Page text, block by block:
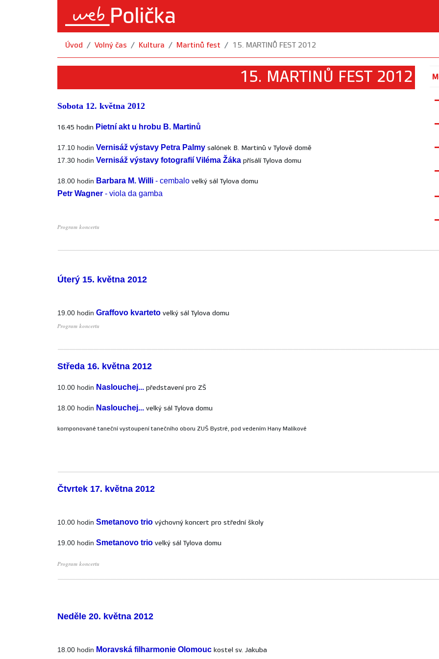
Úvod Volný čas Kultura Martinů fest 15. MARTINŮ FEST 2012
15. MARTINŮ FEST 2012
Sobota 12. května 2012
16.45 hodin Pietní akt u hrobu B. Martinů
17.10 hodin Vernisáž výstavy Petra Palmy salónek B. Martinů v Tylově domě
17.30 hodin Vernisáž výstavy fotografií Viléma Žáka přísálí Tylova domu
18.00 hodin Barbara M. Willi - cembalo velký sál Tylova domu
Petr Wagner - viola da gamba
Program koncertu
Úterý 15. května 2012
19.00 hodin Graffovo kvarteto velký sál Tylova domu
Program koncertu
Středa 16. května 2012
10.00 hodin Naslouchej... představení pro ZŠ
18.00 hodin Naslouchej... velký sál Tylova domu
komponované taneční vystoupení tanečního oboru ZUŠ Bystré, pod vedením Hany Malíkové
Čtvrtek 17. května 2012
10.00 hodin Smetanovo trio výchovný koncert pro střední školy
19.00 hodin Smetanovo trio velký sál Tylova domu
Program koncertu
Neděle 20. května 2012
18.00 hodin Moravská filharmonie Olomouc kostel sv. Jakuba